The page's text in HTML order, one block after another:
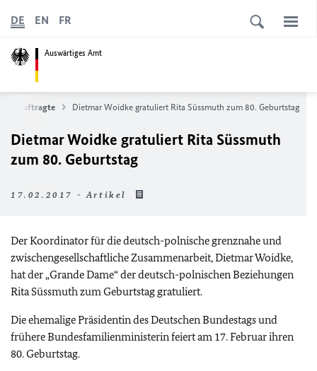
Auswärtiges Amt
DE EN FR
Beauftragte Dietmar Woidke gratuliert Rita Süssmuth zum 80. Geburtstag
Dietmar Woidke gratuliert Rita Süssmuth
zum 80. Geburtstag
17.02.2017 - Artikel
Der Koordinator für die deutsch-polnische grenznahe und
zwischengesellschaftliche Zusammenarbeit, Dietmar Woidke,
hat der „Grande Dame“ der deutsch-polnischen Beziehungen
Rita Süssmuth zum Geburtstag gratuliert.
Die ehemalige Präsidentin des Deutschen Bundestags und
frühere Bundesfamilienministerin feiert am 17. Februar ihren
80. Geburtstag.